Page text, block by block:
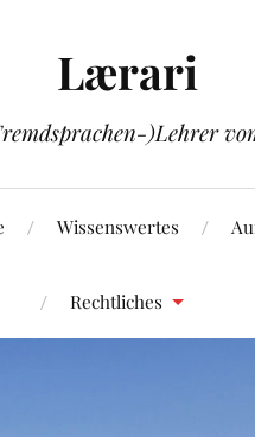
Lærari
)Lehrer
Wissenswertes
Rechtliches